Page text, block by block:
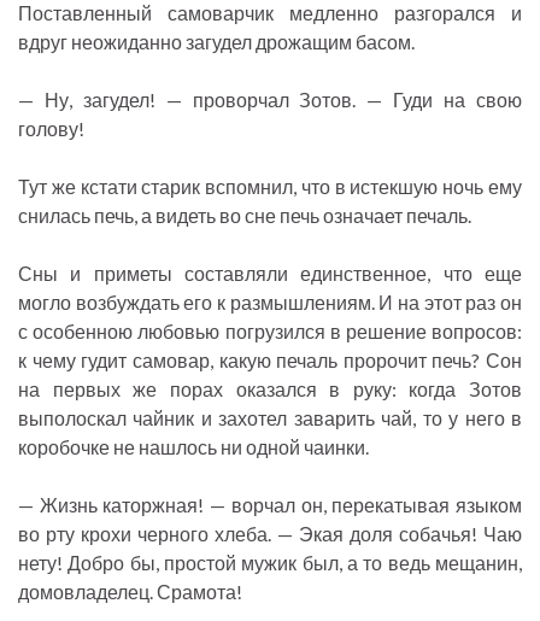
Поставленный самоварчик медленно разгорался и
вдруг неожиданно загудел дрожащим басом.
— Ну, загудел! — проворчал Зотов. — Гуди на свою
голову!
Тут же кстати старик вспомнил, что в истекшую ночь ему
снилась печь, а видеть во сне печь означает печаль.
Сны и приметы составляли единственное, что еще
могло возбуждать его к размышлениям. И на этот раз он
с особенною любовью погрузился в решение вопросов:
к чему гудит самовар, какую печаль пророчит печь? Сон
на первых же порах оказался в руку: когда Зотов
выполоскал чайник и захотел заварить чай, то у него в
коробочке не нашлось ни одной чаинки.
— Жизнь каторжная! — ворчал он, перекатывая языком
во рту крохи черного хлеба. — Экая доля собачья! Чаю
нету! Добро бы, простой мужик был, а то ведь мещанин,
домовладелец. Срамота!